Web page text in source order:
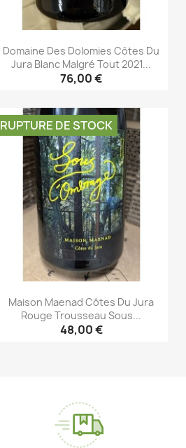
Domaine Des Dolomies Côtes Du
Jura Blanc Malgré Tout 2021...
76,00 €
Aperçu rapide
Maison Maenad Côtes Du Jura
Rouge Trousseau Sous...
48,00 €
RUPTURE DE STOCK